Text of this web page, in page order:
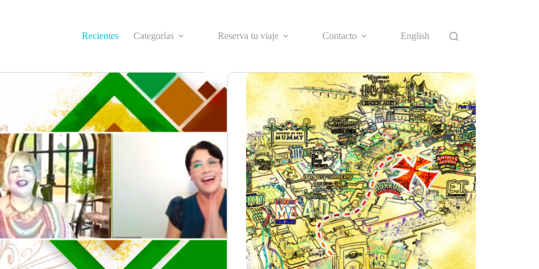
Recientes
Categorías Reserva tu viaje Contacto English